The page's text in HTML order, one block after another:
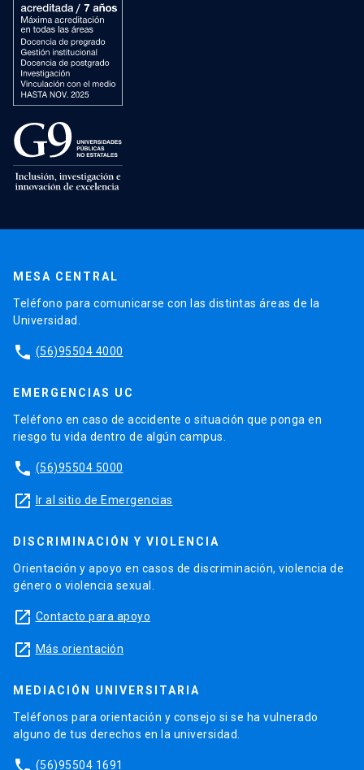
MESA CENTRAL
Teléfono para comunicarse con las distintas áreas de la
Universidad.
phone (56)95504 4000
EMERGENCIAS UC
Teléfono en caso de accidente o situación que ponga en
riesgo tu vida dentro de algún campus.
phone (56)95504 5000
launch Ir al sitio de Emergencias
DISCRIMINACIÓN Y VIOLENCIA
Orientación y apoyo en casos de discriminación, violencia de
género o violencia sexual.
launch Contacto para apoyo
launch Más orientación
MEDIACIÓN UNIVERSITARIA
Teléfonos para orientación y consejo si se ha vulnerado
alguno de tus derechos en la universidad.
(56)95504 1691